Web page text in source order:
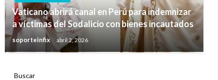
Vaticano abrirá canal en Perú para indemnizar
a víctimas del Sodalicio con bienes incautados
soporteinfix abril 2, 2026
Buscar